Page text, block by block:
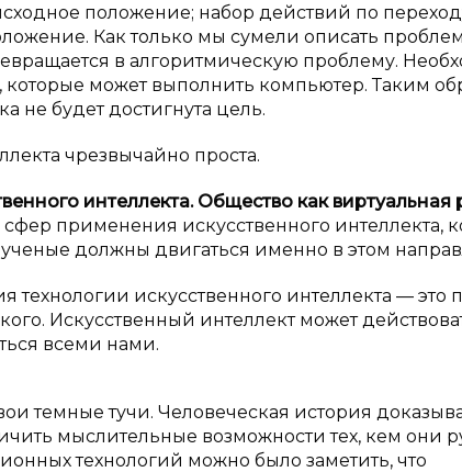
положение; набор действий по
Как только мы сумели описать
в алгоритмическую проблему.
которые может выполнить компьютер. Таким
не будет достигнута цель.
чрезвычайно проста.
интеллекта. Общество как виртуальная
применения искусственного интеллекта,
ученые должны двигаться именно в этом
искусственного интеллекта — это
Искусственный интеллект может
всеми нами.
темные тучи. Человеческая история
мыслительные возможности тех, кем они
технологий можно было заметить, что